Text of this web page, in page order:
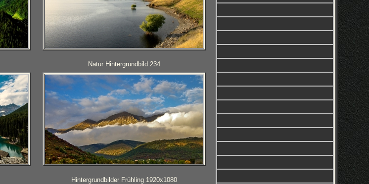
Natur Hintergrundbild 234
Hintergrundbilder Frühling 1920x1080